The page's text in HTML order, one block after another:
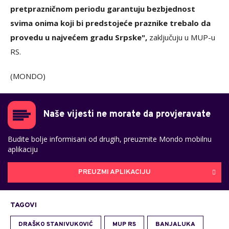
pretprazničnom periodu garantuju bezbjednost
svima onima koji bi predstojeće praznike trebalo da
provedu u najvećem gradu Srpske", zaključuju u MUP-u
RS.
(MONDO)
Naše vijesti ne morate da provjeravate
Budite bolje informisani od drugih, preuzmite Mondo mobilnu
aplikaciju
PREUZMI APLIKACIJU
TAGOVI
DRAŠKO STANIVUKOVIĆ MUP RS BANJALUKA